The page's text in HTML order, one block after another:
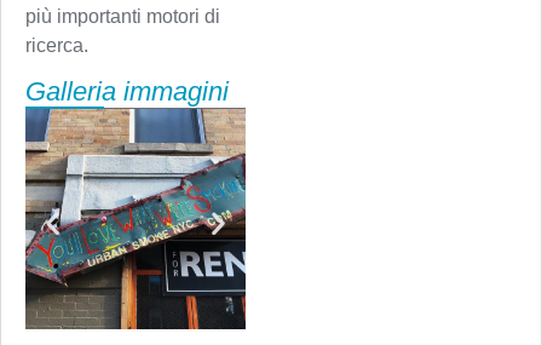
più importanti motori di
ricerca.
Galleria immagini